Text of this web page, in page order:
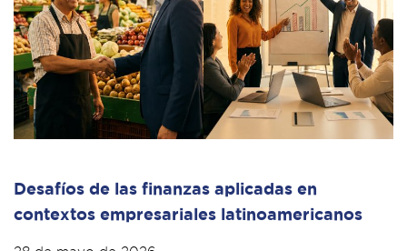
Desafíos de las finanzas aplicadas en
contextos empresariales latinoamericanos